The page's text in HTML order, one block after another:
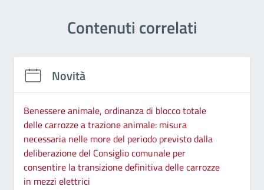
Contenuti correlati
Novità
Benessere animale, ordinanza di blocco totale
delle carrozze a trazione animale: misura
necessaria nelle more del periodo previsto dalla
deliberazione del Consiglio comunale per
consentire la transizione definitiva delle carrozze
in mezzi elettrici